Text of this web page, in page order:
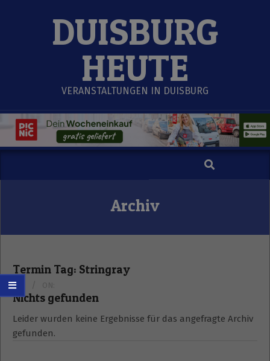
DUISBURG
HEUTE
VERANSTALTUNGEN IN DUISBURG
Search
Archiv
Termin Tag: Stringray
BY: ON:
Nichts gefunden
Leider wurden keine Ergebnisse für das angefragte Archiv
gefunden.